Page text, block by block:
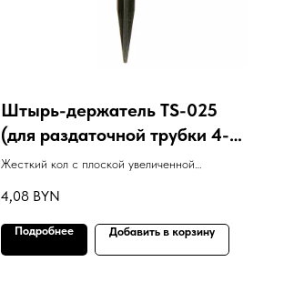
Штырь-держатель TS-025
(для раздаточной трубки 4-
6мм)
Жесткий кол с плоской увеличенной
твердой почве.
4,08 BYN
Подробнее Добавить в корзину